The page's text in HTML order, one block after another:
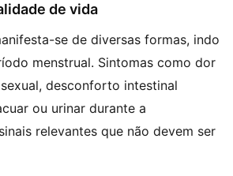
de vida
se de diversas formas, indo
menstrual. Sintomas como dor
desconforto intestinal
ou urinar durante a
relevantes que não devem ser